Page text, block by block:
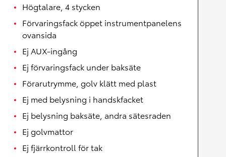
Högtalare, 4 stycken
Förvaringsfack öppet instrumentpanelens
ovansida
Ej AUX-ingång
Ej förvaringsfack under baksäte
Förarutrymme, golv klätt med plast
Ej med belysning i handskfacket
Ej belysning baksäte, andra sätesraden
Ej golvmattor
Ej fjärrkontroll för tak